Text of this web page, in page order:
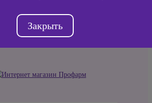
+7 (843) 2-507-607
Закрыть